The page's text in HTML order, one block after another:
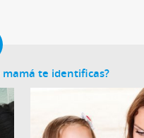
mamá te identificas?